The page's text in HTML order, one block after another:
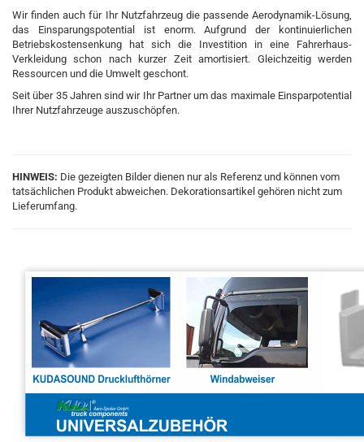
Wir finden auch für Ihr Nutzfahrzeug die passende Aerodynamik-Lösung,
das Einsparungspotential ist enorm. Aufgrund der kontinuierlichen
Betriebskostensenkung hat sich die Investition in eine Fahrerhaus-
Verkleidung schon nach kurzer Zeit amortisiert. Gleichzeitig werden
Ressourcen und die Umwelt geschont.
Seit über 35 Jahren sind wir Ihr Partner um das maximale Einsparpotential
Ihrer Nutzfahrzeuge auszuschöpfen.
HINWEIS: Die gezeigten Bilder dienen nur als Referenz und können vom
tatsächlichen Produkt abweichen. Dekorationsartikel gehören nicht zum
Lieferumfang.